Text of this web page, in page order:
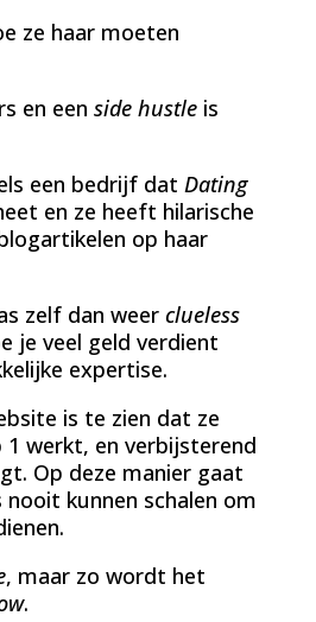
ze haar moeten
en een side hustleis
een bedrijf dat Dating
en ze heeft hilarische
op haar
zelf dan weer clueless
je veel geld verdient
expertise.
is te zien dat ze
1 werkt, en verbijsterend
Op deze manier gaat
nooit kunnen schalen om
, maar zo wordt het
.